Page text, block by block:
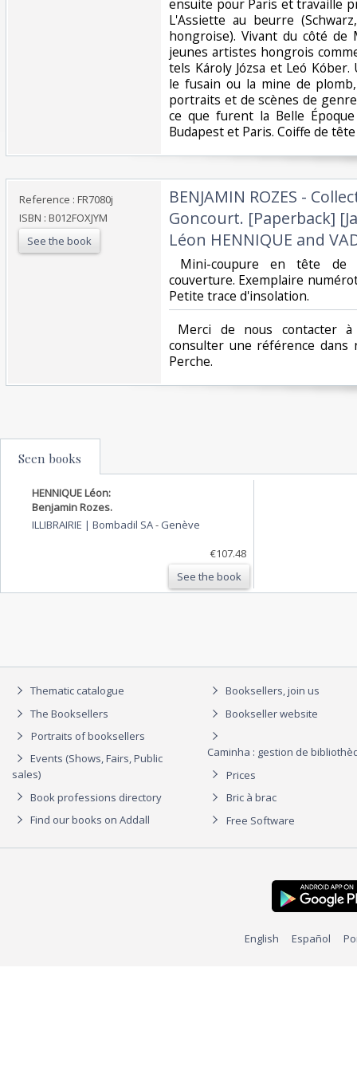
ensuite pour Paris et travaille
L'Assiette au beurre
hongroise). Vivant du côté
jeunes artistes hongrois
tels Károly Józsa et Leó
le fusain ou la mine de
portraits et de scènes de
ce que furent la Belle
Budapest et Paris. Coiffe de
Reference : FR7080j
ISBN : B012FOXJYM
See the book
‎BENJAMIN ROZES -
Goncourt. [Paperback]
Léon HENNIQUE and
Mini-coupure en tête de
couverture. Exemplaire
Petite trace d'insolation. ‎
Merci de nous contacter
consulter une référence dans
Perche.‎
Seen books
HENNIQUE Léon:
Benjamin Rozes.
ILLIBRAIRIE | Bombadil SA- Genève
€107.48
See the book
Thematic catalogue
The Booksellers
Portraits of booksellers
Events (Shows, Fairs, Public
sales)
Book professions directory
Find our books on Addall
Booksellers, join us
Bookseller website
Caminha : gestion de
Prices
Bric à brac
Free Software
English Español